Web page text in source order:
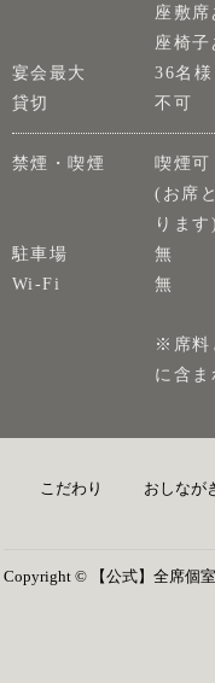
座敷席
座椅子
宴会最大
36名様
貸切
不可
禁煙・喫煙
喫煙可
(お席
ります)
駐車場
無
Wi-Fi
無
※席料
に含ま
こだわり おしなが
Copyright © 【公式】全席個